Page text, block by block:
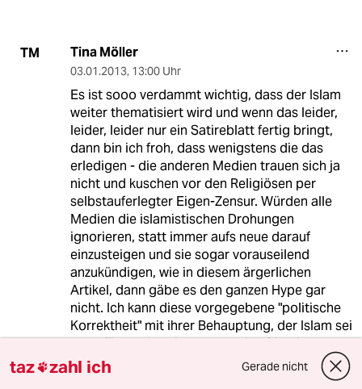
TM Tina Möller
03.01.2013, 13:00 Uhr
Es ist sooo verdammt wichtig, dass der Islam
weiter thematisiert wird und wenn das leider,
leider, leider nur ein Satireblatt fertig bringt,
dann bin ich froh, dass wenigstens die das
erledigen - die anderen Medien trauen sich ja
nicht und kuschen vor den Religiösen per
selbstauferlegter Eigen-Zensur. Würden alle
Medien die islamistischen Drohungen
ignorieren, statt immer aufs neue darauf
einzusteigen und sie sogar vorauseilend
anzukündigen, wie in diesem ärgerlichen
Artikel, dann gäbe es den ganzen Hype gar
nicht. Ich kann diese vorgegebene "politische
Korrektheit" mit ihrer Behauptung, der Islam sei
unverfälscht in seinem Kern eine friedliche und
gar nicht frauenfeindliche Religion, nicht mehr
ertragen.
taz zahl ich Gerade nicht